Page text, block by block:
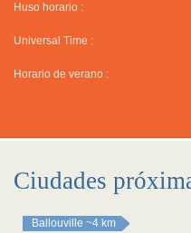
Huso horario :
Universal Time :
Horario de verano :
Ciudades
Ballouville ~4 km